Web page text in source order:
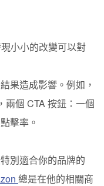
小小的改變可以對
果造成影響。例如，
兩個 CTA 按鈕：一個
擊率。
別適合你的品牌的
總是在他的相關商